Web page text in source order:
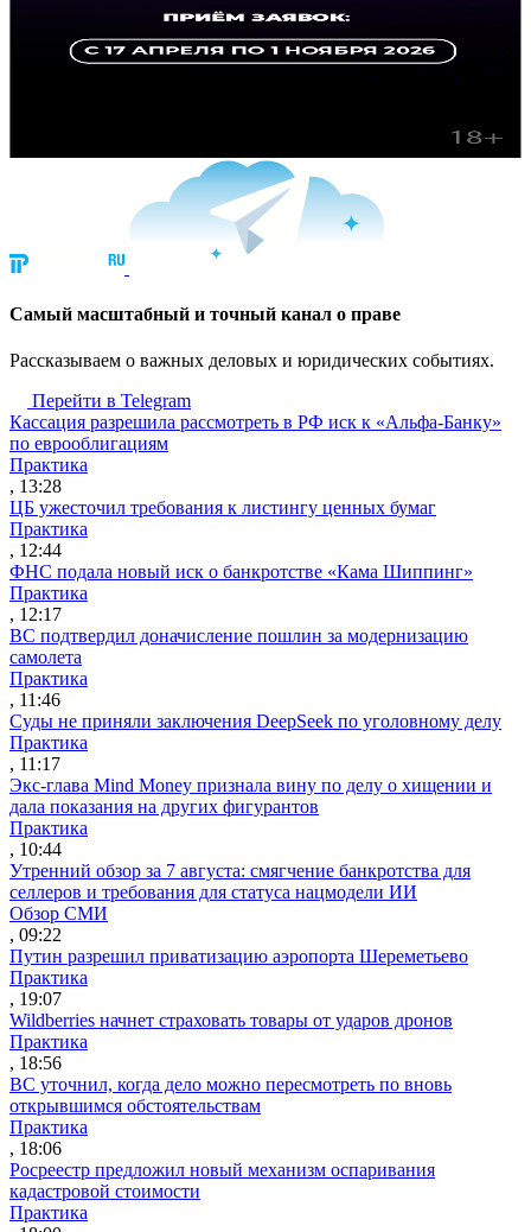
Cамый масштабный и точный канал о праве
Рассказываем о важных деловых и юридических событиях.
Перейти в Telegram
Кассация разрешила рассмотреть в РФ иск к «Альфа-Банку»
по еврооблигациям
Практика
, 13:28
ЦБ ужесточил требования к листингу ценных бумаг
Практика
, 12:44
ФНС подала новый иск о банкротстве «Кама Шиппинг»
Практика
, 12:17
ВС подтвердил доначисление пошлин за модернизацию
самолета
Практика
, 11:46
Суды не приняли заключения DeepSeek по уголовному делу
Практика
, 11:17
Экс-глава Mind Money признала вину по делу о хищении и
дала показания на других фигурантов
Практика
, 10:44
Утренний обзор за 7 августа: смягчение банкротства для
селлеров и требования для статуса нацмодели ИИ
Обзор СМИ
, 09:22
Путин разрешил приватизацию аэропорта Шереметьево
Практика
, 19:07
Wildberries начнет страховать товары от ударов дронов
Практика
, 18:56
ВС уточнил, когда дело можно пересмотреть по вновь
открывшимся обстоятельствам
Практика
, 18:06
Росреестр предложил новый механизм оспаривания
кадастровой стоимости
Практика